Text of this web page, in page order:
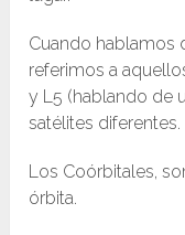
Cuando hablamos
referimos a
y L5 (hablando de
satélites diferentes.
Los Coórbitales,
órbita.